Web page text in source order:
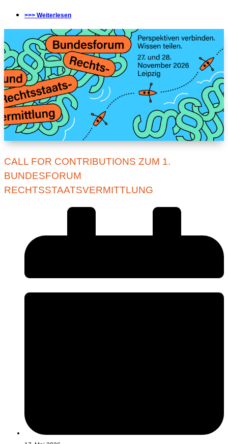
>>> Weiterlesen
CALL FOR CONTRIBUTIONS ZUM 1.
BUNDESFORUM
RECHTSSTAATSVERMITTLUNG